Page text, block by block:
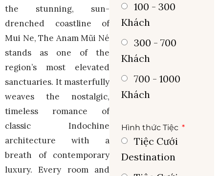
the stunning, sun-
drenched coastline of
Mui Ne, The Anam Mũi Né
stands as one of the
region’s most elevated
sanctuaries. It masterfully
weaves the nostalgic,
timeless romance of
classic Indochine
architecture with a
breath of contemporary
luxury. Every room and
100 - 300
Khách
300 - 700
Khách
700 - 1000
Khách
Hình thức Tiệc
Tiệc Cưới
Destination